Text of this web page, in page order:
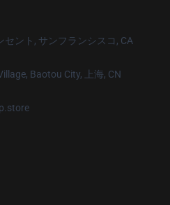
セント, サンフランシスコ, CA
Baotou City, 上海, CN